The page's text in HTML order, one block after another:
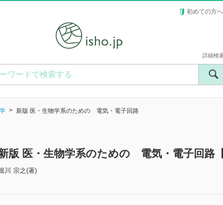
初めての方へ
詳細検
新版 医・生物学系のための 電気・電子回路
版 医・生物学系のための 電気・電子回路【
川 宗之(著)